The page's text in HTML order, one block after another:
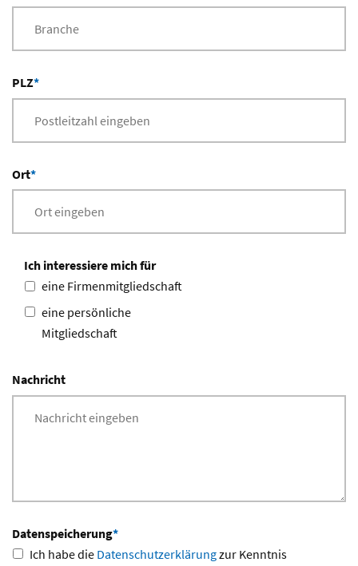
PLZ*
Ort*
Ich interessiere mich für
eine Firmenmitgliedschaft
eine persönliche
Mitgliedschaft
Nachricht
Datenspeicherung*
Ich habe die Datenschutzerklärungzur Kenntnis